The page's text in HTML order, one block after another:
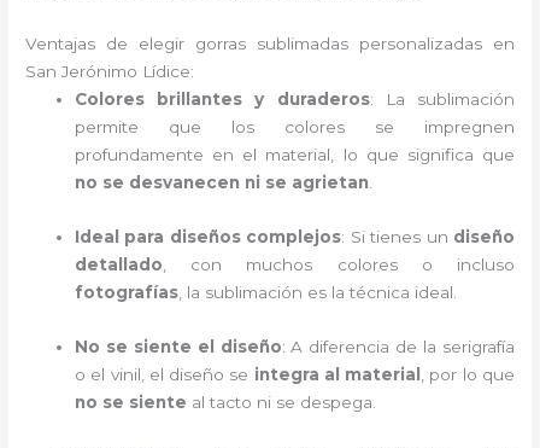
Ventajas de elegir gorras sublimadas personalizadas en
San Jerónimo Lídice:
Colores brillantes y duraderos: La sublimación
permite que los colores se impregnen
profundamente en el material, lo que significa que
no se desvanecen ni se agrietan
Ideal para diseños complejos: Si tienes un diseño
detallado , con muchos colores o incluso
fotografías , la sublimación es la técnica ideal.
No se siente el diseño: A diferencia de la serigrafía
o el vinil, el diseño se integra al material
, por lo que
no se siente al tacto ni se despega.